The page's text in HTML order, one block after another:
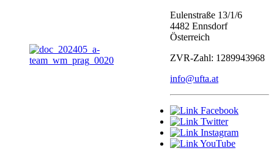
Eulenstraße 13/1/6
4482 Ennsdorf
Österreich
ZVR-Zahl: 1289943968
info@ufta.at